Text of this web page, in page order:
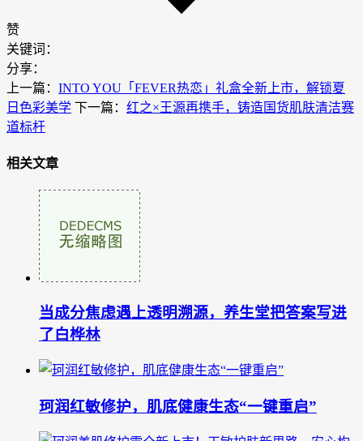
赞
关键词：
分享：
上一篇： INTO YOU「FEVER热恋」礼盒全新上市，解锁夏
日色彩美学 下一篇： 红之×王源再携手，铸造国货肌肤清洁赛
道标杆
相关文章
当成分焦虑遇上透明溯源，养生堂把答案写进
了白桦林
珂润红敏修护，肌底健康生态“一键重启”